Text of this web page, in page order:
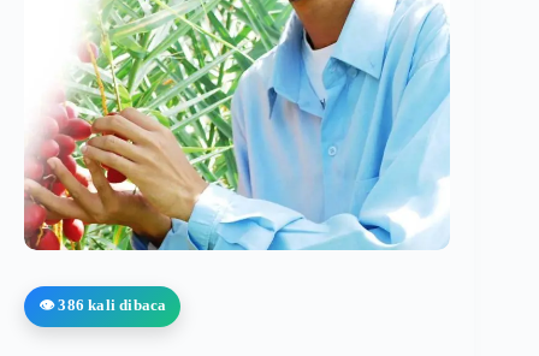
👁️ 386 kali dibaca